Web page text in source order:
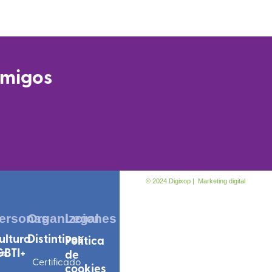
Organizciones
Distintivos
Certificado
Legal
Política
de
cookies
© 2024 Digixop | Marketing digital